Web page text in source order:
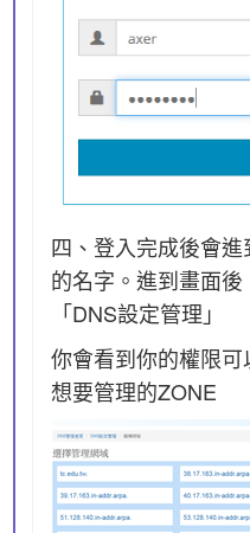
四、登入完成後會
的名字。進到畫面
「DNS設定管理」
你會看到你的權限
想要管理的ZONE